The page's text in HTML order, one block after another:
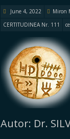
June 4, 2022 Miron
CERTITUDINEA Nr. 111
Autor: Dr.